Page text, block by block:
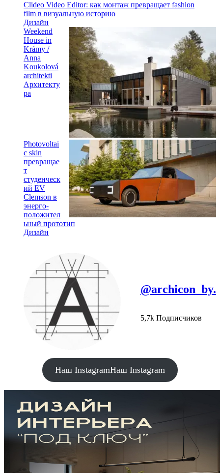
Clideo Video Editor: как монтаж превращает fashion
film в визуальную историю
Дизайн
Weekend
House in
Krámy /
Anna
Koukolová
architekti
Архитекту
ра
Photovoltai
c skin
превращае
т
студенческ
ий EV
Clemson в
энерго-
положител
ьный прототип
Дизайн
@archicon_by.
5,7k Подписчиков
Наш InstagramНаш Instagram